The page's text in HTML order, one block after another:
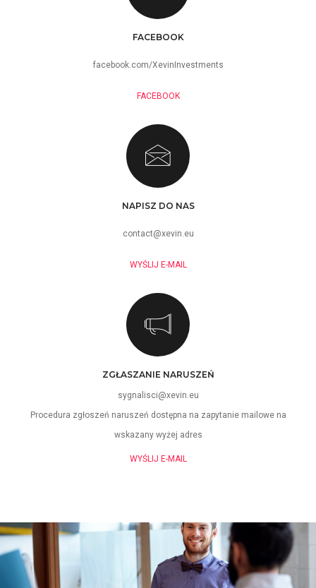
FACEBOOK
facebook.com/XevinInvestments
FACEBOOK
NAPISZ DO NAS
contact@xevin.eu
WYŚLIJ E-MAIL
ZGŁASZANIE NARUSZEŃ
sygnalisci@xevin.eu
Procedura zgłoszeń naruszeń dostępna na zapytanie mailowe na
wskazany wyżej adres
WYŚLIJ E-MAIL